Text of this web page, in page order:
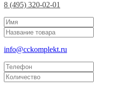
8 (495) 320-02-01
info@cckomplekt.ru